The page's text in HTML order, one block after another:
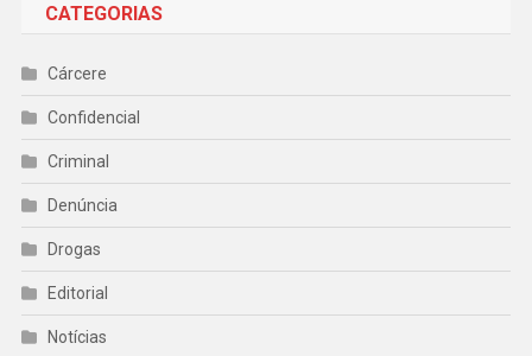
CATEGORIAS
Cárcere
Confidencial
Criminal
Denúncia
Drogas
Editorial
Notícias